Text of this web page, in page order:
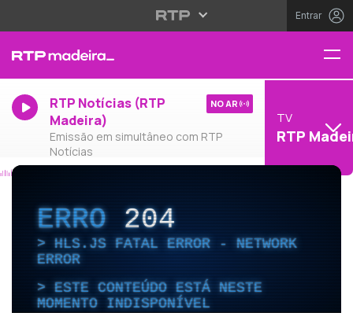
Entrar
RTP Notícias (RTP
Madeira)
Emissão em simultâneo com RTP
Notícias
NO AR
TV
RTP
ERRO204
HLS.JS FATAL ERROR - NETWORK
ERROR
ESTE CONTEÚDO ESTÁ NESTE
MOMENTO INDISPONÍVEL